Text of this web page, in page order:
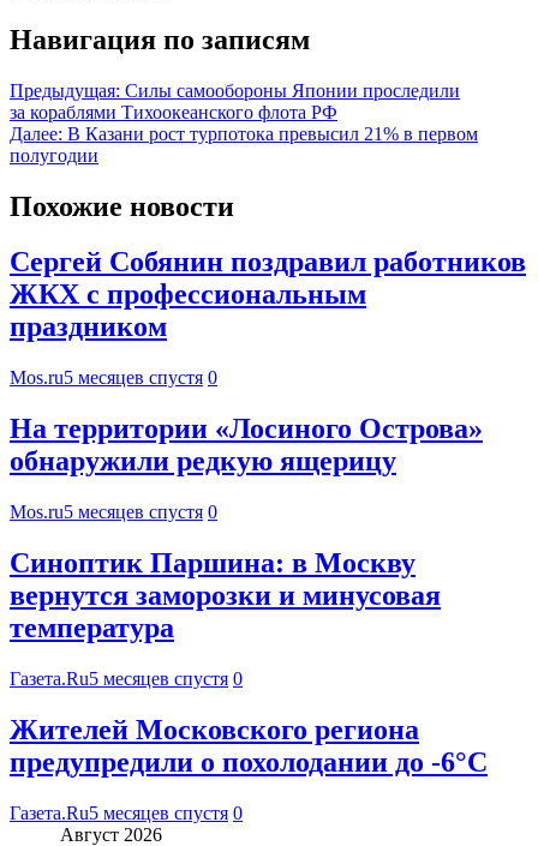
Навигация по записям
Предыдущая: Силы самообороны Японии проследили
за кораблями Тихоокеанского флота РФ
Далее: В Казани рост турпотока превысил 21% в первом
полугодии
Похожие новости
Сергей Собянин поздравил работников
ЖКХ с профессиональным
праздником
Mos.ru5 месяцев спустя 0
На территории «Лосиного Острова»
обнаружили редкую ящерицу
Mos.ru5 месяцев спустя 0
Синоптик Паршина: в Москву
вернутся заморозки и минусовая
температура
Газета.Ru5 месяцев спустя 0
Жителей Московского региона
предупредили о похолодании до -6°C
Газета.Ru5 месяцев спустя 0
Август 2026